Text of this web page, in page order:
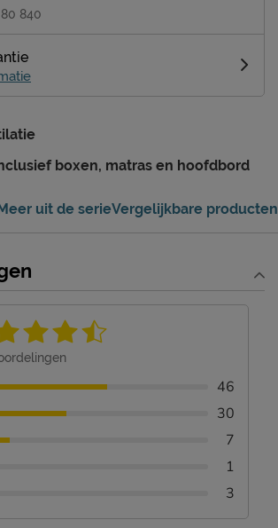
80 840
boxen, matras en hoofdbord
uit de serieVergelijkbare producten
46
30
7
1
3